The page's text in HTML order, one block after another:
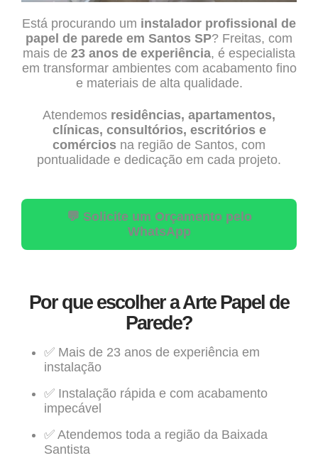
Está procurando um instalador profissional de
papel de parede em Santos SP? Freitas, com
mais de 23 anos de experiência, é especialista
em transformar ambientes com acabamento fino
e materiais de alta qualidade.
Atendemos residências, apartamentos,
clínicas, consultórios, escritórios e
comércios na região de Santos, com
pontualidade e dedicação em cada projeto.
💬 Solicite um Orçamento pelo
WhatsApp
Por que escolher a Arte Papel de
Parede?
✅ Mais de 23 anos de experiência em
instalação
✅ Instalação rápida e com acabamento
impecável
✅ Atendemos toda a região da Baixada
Santista